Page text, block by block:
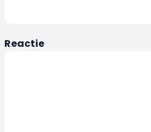
Reactie